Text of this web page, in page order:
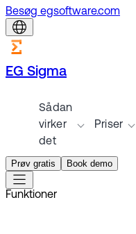
Besøg egsoftware.com
EG Sigma
Sådan
virker
det
Priser
Prøv gratis Book demo
Funktioner